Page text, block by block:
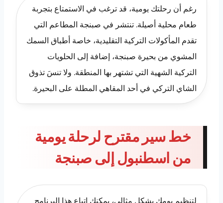
رغم أن رحلتك يومية، قد ترغب في الاستمتاع بتجربة
طعام محلية أصيلة. تنتشر في صبنجة المطاعم التي
تقدم المأكولات التركية التقليدية، خاصة أطباق السمك
المشوي من بحيرة صبنجة، إضافة إلى الحلويات
التركية الشهية التي تشتهر بها المنطقة. ولا تنسَ تذوق
الشاي التركي في أحد المقاهي المطلة على البحيرة.
خط سير مقترح لرحلة يومية
من اسطنبول إلى صبنجة